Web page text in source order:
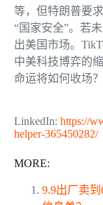
等，但特朗普要
“国家安全”。若
出美国市场。
中美科技博弈的
命运将如何收场？
LinkedIn: https://
helper-365450282/
MORE:
9.9出厂卖